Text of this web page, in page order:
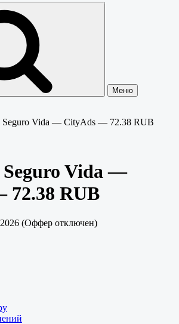
Меню
Vida — CityAds — 72.38 RUB
Vida —
RUB
(Оффер отключен)